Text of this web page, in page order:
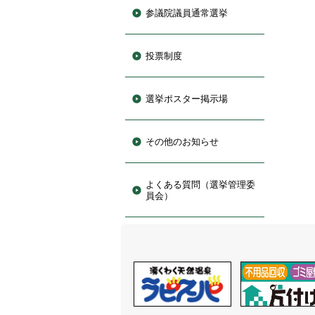
参議院議員通常選挙
投票制度
選挙ポスター掲示場
その他のお知らせ
よくある質問（選挙管理委
員会）